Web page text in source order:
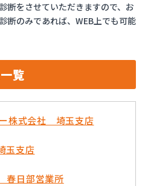
断をさせていただきますので、お
断のみであれば、WEB上でも可能
覧
ー株式会社 埼玉支店
玉支店
春日部営業所